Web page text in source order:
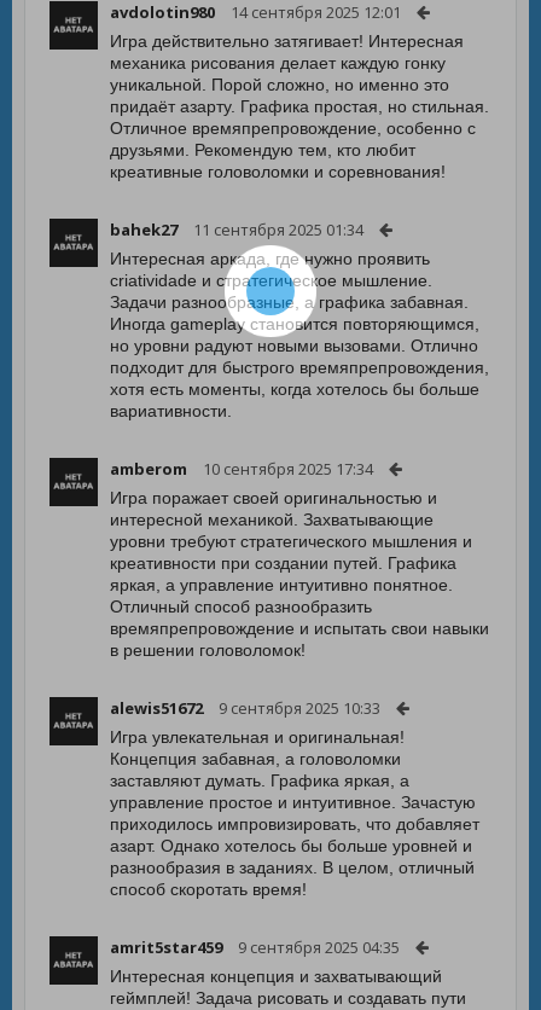
avdolotin980 14 сентября 2025 12:01
Игра действительно затягивает! Интересная
механика рисования делает каждую гонку
уникальной. Порой сложно, но именно это
придаёт азарту. Графика простая, но стильная.
Отличное времяпрепровождение, особенно с
друзьями. Рекомендую тем, кто любит
креативные головоломки и соревнования!
bahek27 11 сентября 2025 01:34
Интересная аркада, где нужно проявить
criatividade и стратегическое мышление.
Задачи разнообразные, а графика забавная.
Иногда gameplay становится повторяющимся,
но уровни радуют новыми вызовами. Отлично
подходит для быстрого времяпрепровождения,
хотя есть моменты, когда хотелось бы больше
вариативности.
amberom 10 сентября 2025 17:34
Игра поражает своей оригинальностью и
интересной механикой. Захватывающие
уровни требуют стратегического мышления и
креативности при создании путей. Графика
яркая, а управление интуитивно понятное.
Отличный способ разнообразить
времяпрепровождение и испытать свои навыки
в решении головоломок!
alewis51672 9 сентября 2025 10:33
Игра увлекательная и оригинальная!
Концепция забавная, а головоломки
заставляют думать. Графика яркая, а
управление простое и интуитивное. Зачастую
приходилось импровизировать, что добавляет
азарт. Однако хотелось бы больше уровней и
разнообразия в заданиях. В целом, отличный
способ скоротать время!
amrit5star459 9 сентября 2025 04:35
Интересная концепция и захватывающий
геймплей! Задача рисовать и создавать пути